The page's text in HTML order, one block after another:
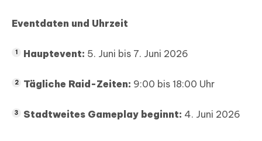
Eventdaten und Uhrzeit
Hauptevent: 5. Juni bis 7. Juni 2026
Tägliche Raid-Zeiten: 9:00 bis 18:00 Uhr
Stadtweites Gameplay beginnt: 4. Juni 2026